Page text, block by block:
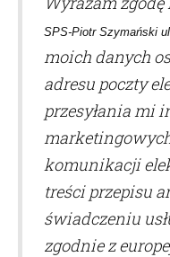
SPS-Piotr Szymański
moich danych
adresu poczty
przesyłania mi
komunikacji
treści przepisu
świadczeniu
zgodnie z